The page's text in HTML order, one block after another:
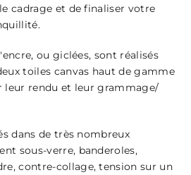
cadrage et de finaliser votre
ou giclées, sont réalisés
toiles canvas haut de gamme
leur rendu et leur grammage/
dans de très nombreux
sous-verre, banderoles,
contre-collage, tension sur un